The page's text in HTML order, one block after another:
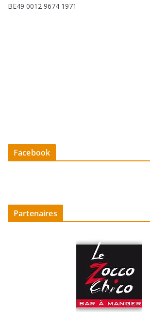
BE49 0012 9674 1971
Facebook
Partenaires